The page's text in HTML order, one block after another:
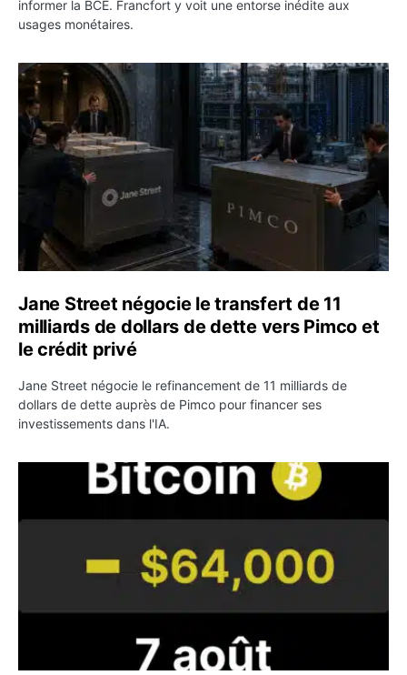
informer la BCE. Francfort y voit une entorse inédite aux
usages monétaires.
Jane Street négocie le transfert de 11 milliards de
Jane Street négocie le transfert de 11
milliards de dollars de dette vers Pimco et
le crédit privé
Jane Street négocie le refinancement de 11 milliards de
dollars de dette auprès de Pimco pour financer ses
investissements dans l'IA.
Bitcoin stagne à 64 000 dollars pendant que les